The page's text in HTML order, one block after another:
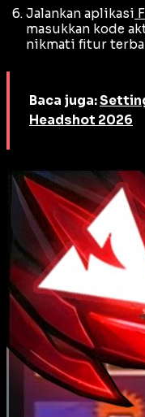
Jalankan aplikasi
masukkan kode
nikmati fitur
Baca juga:
Headshot 2026